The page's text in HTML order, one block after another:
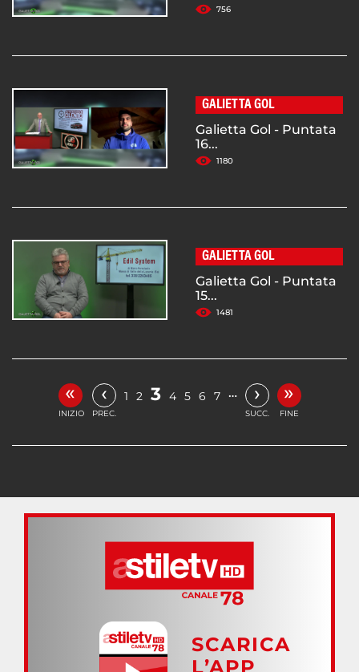
756
GALIETTA GOL
Galietta Gol - Puntata
16...
1180
GALIETTA GOL
Galietta Gol - Puntata
15...
1481
«
INIZIO
‹
PREC.
1 2 3 4 5 6 7 … ›
SUCC.
»
FINE
SCARICA
L’APP